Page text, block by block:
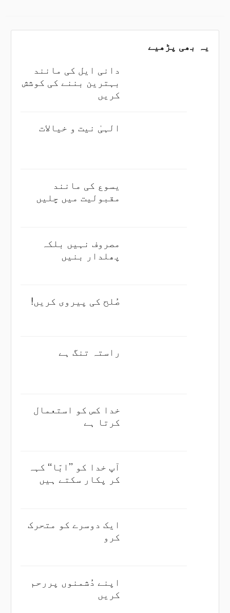
یہ بھی پڑھیے
دانی ایل کی مانند
بہترین بننے کی کوشش
کریں
الہیٰ نیت و خیالات
یسوع کی مانند
مقبولیت میں چلیں
مصروف نہیں بلکہ
پھلدار بنیں
صُلح کی پیروی کریں!
راستہ تنگ ہے
خدا کس کو استعمال
کرتا ہے
آپ خدا کو ’’ابّا‘‘ کہہ
کر پکار سکتے ہیں
ایک دوسرے کو متحرک
کرو
اپنے دُشمنوں پررحم
کریں